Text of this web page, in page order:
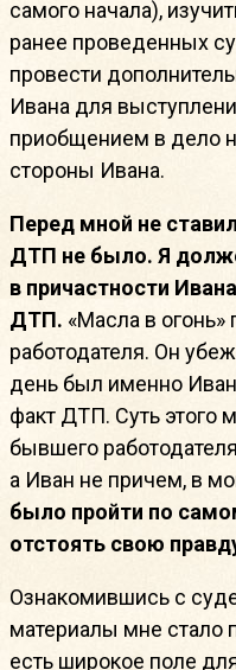
самого начала),
ранее проведенных
провести
Ивана для
приобщением в дело
стороны Ивана.
Перед мной не
ДТП не было. Я
в причастности
ДТП. «Масла в
работодателя. Он
день был именно
факт ДТП. Суть этого
бывшего
а Иван не причем, в
было пройти по
отстоять свою
Ознакомившись с
материалы мне стало
есть широкое поле